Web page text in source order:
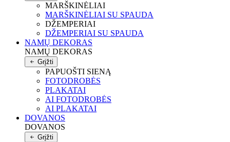
MARŠKINĖLIAI
MARŠKINĖLIAI SU SPAUDA
DŽEMPERIAI
DŽEMPERIAI SU SPAUDA
NAMŲ DEKORAS
NAMŲ DEKORAS
Grįžti
PAPUOŠTI SIENĄ
FOTODROBĖS
PLAKATAI
AI FOTODROBĖS
AI PLAKATAI
DOVANOS
DOVANOS
Grįžti